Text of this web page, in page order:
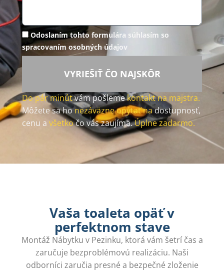
Odoslaním tohto formulára súhlasím so
spracovaním osobných údajov
VYRIEŠIŤ ČO NAJSKÔR
Do pár minútvám pošlemekontakt na majstra.
Môžete sa honezáväzne opýtať nadostupnosť,
cenu a všetkočo vás zaujíma.Úplne zadarmo.
Vaša toaleta opäť v
perfektnom stave
Montáž Nábytku v Pezinku, ktorá vám šetrí čas a
zaručuje bezproblémovú realizáciu. Naši
odborníci zaručia presné a bezpečné zloženie